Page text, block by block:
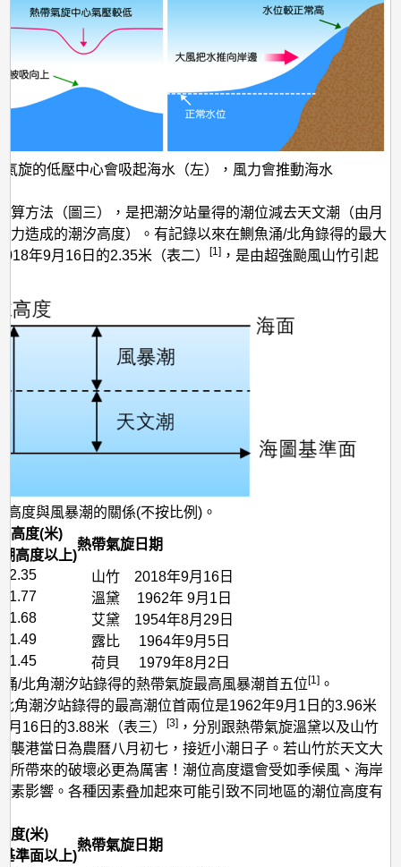
旋的低壓中心會吸起海水（左），風力會推動海水
算方法（圖三），是把潮汐站量得的潮位減去天文潮（由月
力造成的潮汐高度）。有記錄以來在鰂魚涌/北角錄得的最大
年9月16日的2.35米（表二）[1] ，是由超強颱風山竹引起
度與風暴潮的關係(不按比例)。
高度(米)
高度以上)
熱帶氣旋 日期
2.35
山竹
2018年9月16日
1.77
溫黛
1962年 9月1日
1.68
艾黛
1954年8月29日
1.49
露比
1964年9月5日
1.45
荷貝
1979年8月2日
/北角潮汐站錄得的熱帶氣旋最高風暴潮首五位[1] 。
角潮汐站錄得的最高潮位首兩位是1962年9月1日的3.96米
月16日的3.88米（表三）[3] ，分別跟熱帶氣旋溫黛以及山竹
襲港當日為農曆八月初七，接近小潮日子。若山竹於天文大
所帶來的破壞必更為厲害！潮位高度還會受如季候風、海岸
素影響。各種因素叠加起來可能引致不同地區的潮位高度有
度(米)
準面以上)
熱帶氣旋 日期